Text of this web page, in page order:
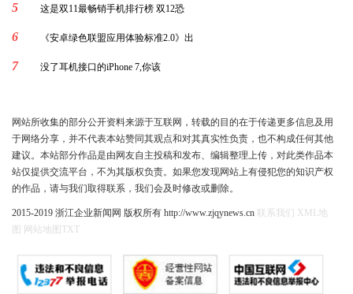
5 这是双11最畅销手机排行榜 双12恐
6 《安卓绿色联盟应用体验标准2.0》出
7 没了耳机接口的iPhone 7,你该
网站所收集的部分公开资料来源于互联网，转载的目的在于传递更多信息及用
于网络分享，并不代表本站赞同其观点和对其真实性负责，也不构成任何其他
建议。本站部分作品是由网友自主投稿和发布、编辑整理上传，对此类作品本
站仅提供交流平台，不为其版权负责。如果您发现网站上有侵犯您的知识产权
的作品，请与我们取得联系，我们会及时修改或删除。
2015-2019 浙江企业新闻网 版权所有 http://www.zjqynews.cn 联系我们
XML地
图
网站地图 TXT